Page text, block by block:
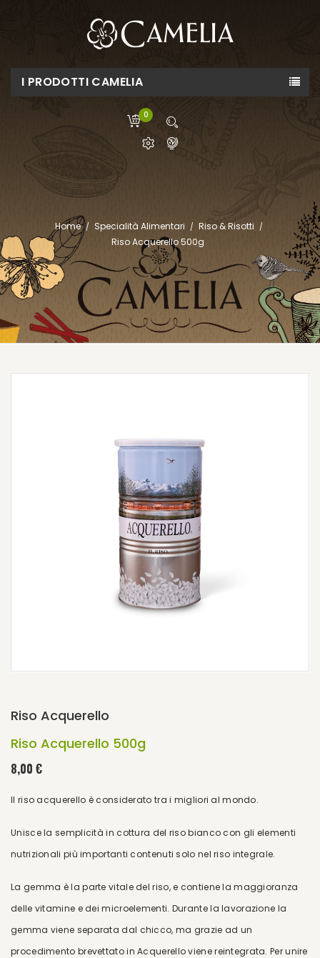
I PRODOTTI CAMELIA
0
Home Specialità Alimentari
Riso & Risotti
Riso Acquerello 500g
Riso Acquerello
Riso Acquerello 500g
8,00 €
Il riso acquerello è considerato tra i migliori al mondo.
Unisce la semplicità in cottura del riso bianco con gli elementi
nutrizionali più importanti contenuti solo nel riso integrale.
La gemma è la parte vitale del riso, e contiene la maggioranza
delle vitamine e dei microelementi. Durante la lavorazione la
gemma viene separata dal chicco, ma grazie ad un
procedimento brevettato in Acquerello viene reintegrata. Per unire